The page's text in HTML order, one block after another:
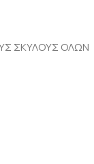
ΣΚΥΛΟΥΣ ΟΛΩΝ